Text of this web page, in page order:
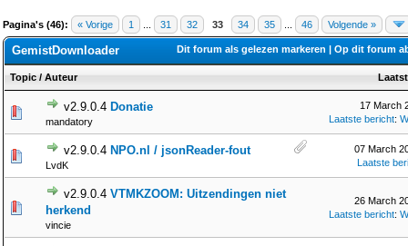
Pagina's (46): « Vorige 1 31 32 33 34 35 46 Volgende »
Dit forum als gelezen markeren | Op dit forum
GemistDownloader
Topic / Auteur
v2.9.0.4 Donatie
mandatory
17 March
Laatste bericht:
v2.9.0.4 NPO.nl / jsonReader-fout
LvdK
07 March
Laatste
v2.9.0.4 VTMKZOOM: Uitzendingen niet
herkend
vincie
26 March
Laatste bericht: